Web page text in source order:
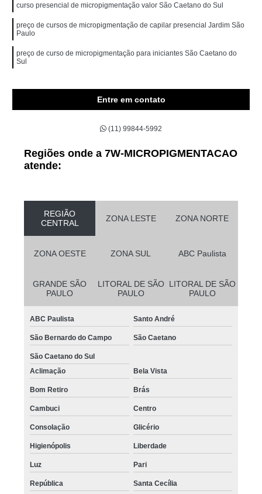
curso presencial de micropigmentação valor São Caetano do Sul
preço de cursos de micropigmentação de capilar presencial Jardim São
Paulo
preço de curso de micropigmentação para iniciantes São Caetano do
Sul
Entre em contato
(11) 99844-5992
Regiões onde a 7W-MICROPIGMENTACAO
atende:
REGIÃO
CENTRAL
ZONA LESTE ZONA NORTE
ZONA OESTE ZONA SUL ABC Paulista
GRANDE SÃO
PAULO
LITORAL DE SÃO
PAULO
LITORAL DE SÃO
PAULO
ABC Paulista Santo André
São Bernardo do Campo São Caetano
São Caetano do Sul
Aclimação
Bela Vista
Bom Retiro Brás
Cambuci Centro
Consolação Glicério
Higienópolis Liberdade
Luz Pari
República Santa Cecília